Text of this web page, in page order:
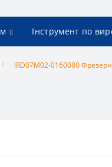
Інструмент по
IRD07M02-0160080